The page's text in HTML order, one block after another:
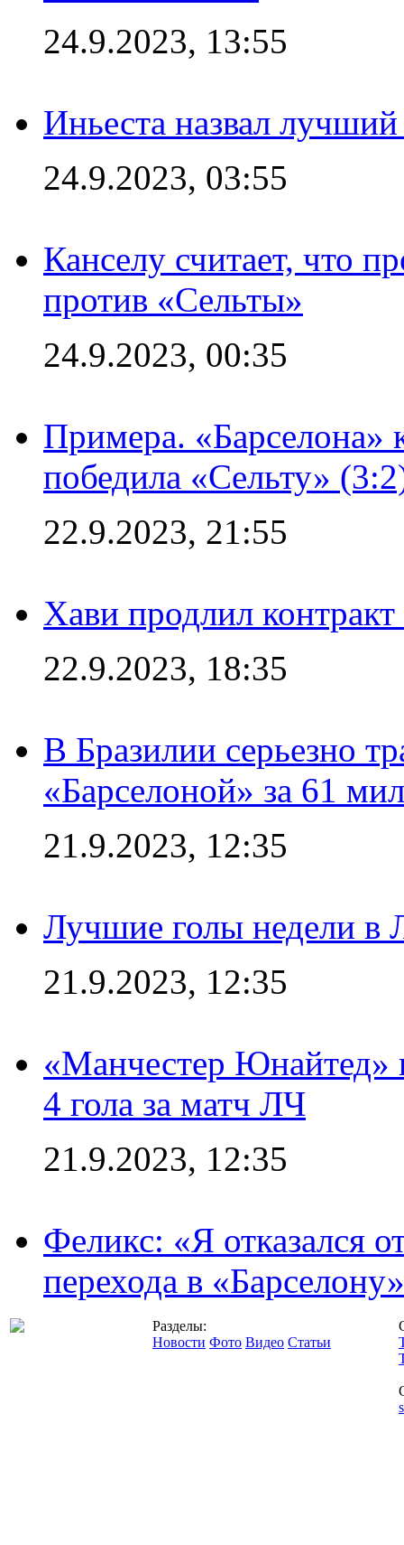
24.9.2023, 13:55
Иньеста назвал
24.9.2023, 03:55
Канселу считает, что
против «Сельты»
24.9.2023, 00:35
Примера. «Барселона»
победила «Сельту»
22.9.2023, 21:55
Хави продлил
22.9.2023, 18:35
В Бразилии серьезно
«Барселоной» за 61
21.9.2023, 12:35
Лучшие голы недели в
21.9.2023, 12:35
«Манчестер Юнайтед»
4 гола за матч ЛЧ
21.9.2023, 12:35
Феликс: «Я отказался
перехода в «Барселону»
Разделы:
Новости Фото Видео Статьи